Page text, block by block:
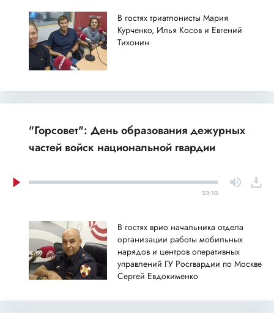
В гостях триатлонисты Мария
Курченко, Илья Косов и Евгений
Тихонин
"Горсовет": День образования дежурных
частей войск национальной гвардии
23:10
В гостях врио начальника отдела
организации работы мобильных
нарядов и центров оперативных
управлений ГУ Росгвардии по Москве
Сергей Евдокименко